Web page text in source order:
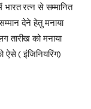
रत्न से सम्मानित
देने हेतु मनाया
को मनाया
ऐसे ( इंजिनियरिंग)